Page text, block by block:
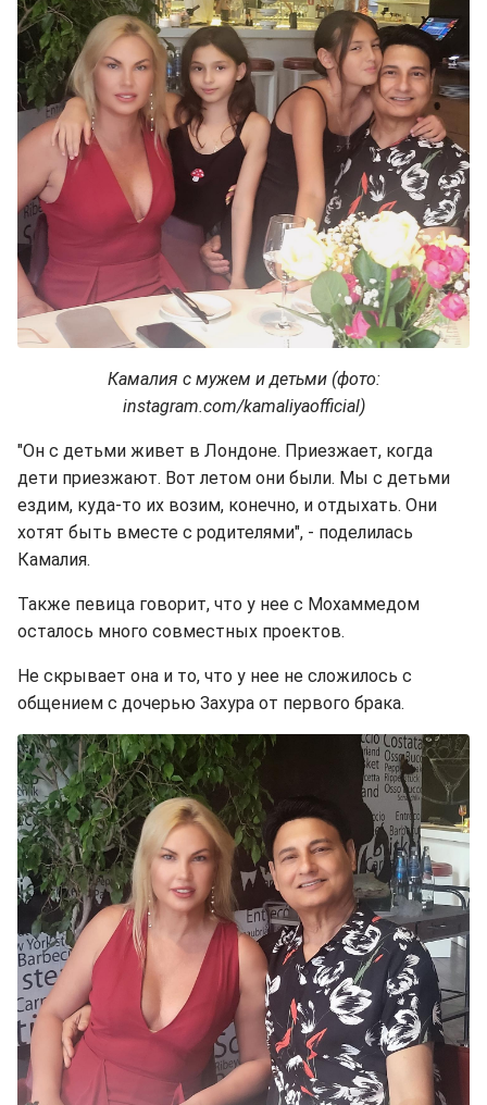
Камалия с мужем и детьми (фото:
instagram.com/kamaliyaofficial)
"Он с детьми живет в Лондоне. Приезжает, когда
дети приезжают. Вот летом они были. Мы с детьми
ездим, куда-то их возим, конечно, и отдыхать. Они
хотят быть вместе с родителями", - поделилась
Камалия.
Также певица говорит, что у нее с Мохаммедом
осталось много совместных проектов.
Не скрывает она и то, что у нее не сложилось с
общением с дочерью Захура от первого брака.